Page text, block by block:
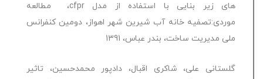
های زیر بنایی با استفاده از مدل cfpr، مطالعه
موردی:تصفیه خانه آب شیرین شهر اهواز، دومین کنفرانس
ملی مدیریت ساخت، بندر عباس، 1391
گلستانی علی، شاکری اقبال، دادپور محمدحسین، تاثیر